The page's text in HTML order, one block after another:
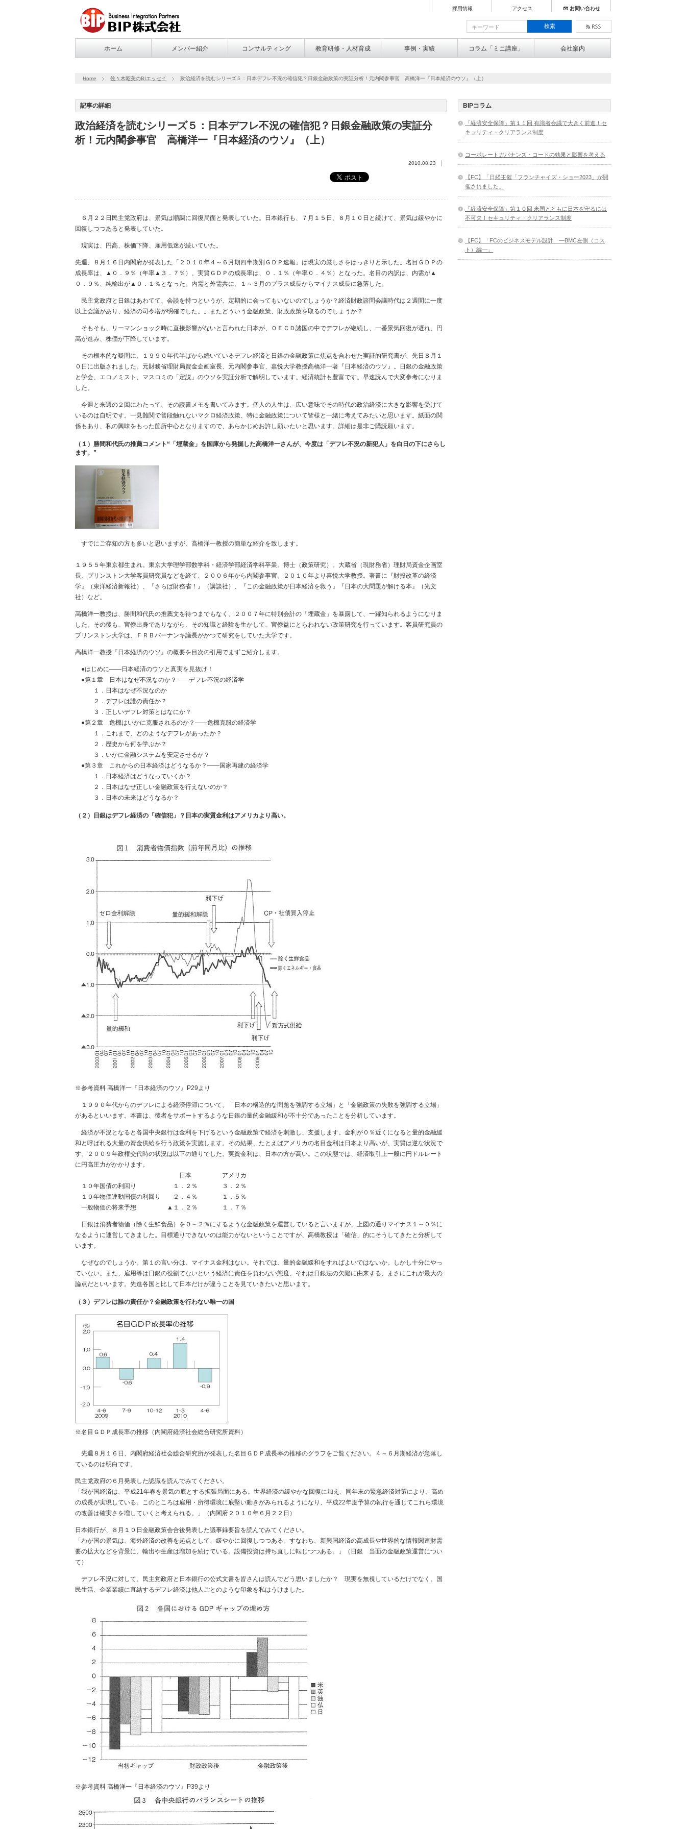
採用情報 アクセス お問い合わせ
ホーム メンバー紹介 コンサルティング 教育研修・人材育成 事例・実績 コラム「ミニ講座」 会社案内
Home 佐々木昭美のBIエッセイ 政治経済を読むシリーズ５：日本デフレ不況の確信犯？日銀金融政策の実証分析！元内閣参事官 高橋洋一『日本経済のウソ』（上）
記事の詳細
政治経済を読むシリーズ５：日本デフレ不況の確信犯？日銀金融政策の実証分
析！元内閣参事官 高橋洋一『日本経済のウソ』（上）
2010.08.23
６月２２日民主党政府は、景気は順調に回復局面と発表していた。日本銀行も、７月１５日、８月１０日と続けて、景気は緩やかに
回復しつつあると発表していた。
現実は、円高、株価下降、雇用低迷が続いていた。
先週、８月１６日内閣府が発表した「２０１０年４～６月期四半期別ＧＤＰ速報」は現実の厳しさをはっきりと示した。名目ＧＤＰの
成長率は、▲０．９％（年率▲３．７％）、実質ＧＤＰの成長率は、０．１％（年率０．４％）となった。名目の内訳は、内需が▲
０．９％、純輸出が▲０．１％となった。内需と外需共に、１～３月のプラス成長からマイナス成長に急落した。
民主党政府と日銀はあわてて、会談を持つというが、定期的に会ってもいないのでしょうか？経済財政諮問会議時代は２週間に一度
以上会議があり、経済の司令塔が明確でした。。またどういう金融政策、財政政策を取るのでしょうか？
そもそも、リーマンショック時に直接影響がないと言われた日本が、ＯＥＣＤ諸国の中でデフレが継続し、一番景気回復が遅れ、円
高が進み、株価が下降しています。
その根本的な疑問に、１９９０年代半ばから続いているデフレ経済と日銀の金融政策に焦点を合わせた実証的研究書が、先日８月１
０日に出版されました。元財務省理財局資金企画室長、元内閣参事官、嘉悦大学教授高橋洋一著『日本経済のウソ』。日銀の金融政策
と学会、エコノミスト、マスコミの「定説」のウソを実証分析で解明しています。経済統計も豊富です。早速読んで大変参考になりま
した。
今週と来週の２回にわたって、その読書メモを書いてみます。個人の人生は、広い意味でその時代の政治経済に大きな影響を受けて
いるのは自明です。一見難関で普段触れないマクロ経済政策、特に金融政策について皆様と一緒に考えてみたいと思います。紙面の関
係もあり、私の興味をもった箇所中心となりますので、あらかじめお許し願いたいと思います。詳細は是非ご購読願います。
（１）勝間和代氏の推薦コメント“「埋蔵金」を国庫から発掘した高橋洋一さんが、今度は「デフレ不況の新犯人」を白日の下にさらし
ます。”
すでにご存知の方も多いと思いますが、高橋洋一教授の簡単な紹介を致します。
１９５５年東京都生まれ。東京大学理学部数学科・経済学部経済学科卒業。博士（政策研究）。大蔵省（現財務省）理財局資金企画室
長、プリンストン大学客員研究員などを経て、２００６年から内閣参事官。２０１０年より喜悦大学教授。著書に『財投改革の経済
学』（東洋経済新報社）、『さらば財務省！』（講談社）、『この金融政策が日本経済を救う』『日本の大問題が解ける本』（光文
社）など。
高橋洋一教授は、勝間和代氏の推薦文を待つまでもなく、２００７年に特別会計の「埋蔵金」を暴露して、一躍知られるようになりま
した。その後も、官僚出身でありながら、その知識と経験を生かして、官僚益にとらわれない政策研究を行っています。客員研究員の
プリンストン大学は、ＦＲＢバーナンキ議長がかつて研究をしていた大学です。
高橋洋一教授『日本経済のウソ』の概要を目次の引用でまずご紹介します。
●はじめに――日本経済のウソと真実を見抜け！
●第１章 日本はなぜ不況なのか？――デフレ不況の経済学
１．日本はなぜ不況なのか
２．デフレは誰の責任か？
３．正しいデフレ対策とはなにか？
●第２章 危機はいかに克服されるのか？――危機克服の経済学
１．これまで、どのようなデフレがあったか？
２．歴史から何を学ぶか？
３．いかに金融システムを安定させるか？
●第３章 これからの日本経済はどうなるか？――国家再建の経済学
１．日本経済はどうなっていくか？
２．日本はなぜ正しい金融政策を行えないのか？
３．日本の未来はどうなるか？
（２）日銀はデフレ経済の「確信犯」？日本の実質金利はアメリカより高い。
※参考資料 高橋洋一『日本経済のウソ』P29より
１９９０年代からのデフレによる経済停滞について、「日本の構造的な問題を強調する立場」と「金融政策の失敗を強調する立場」
があるといいます。本書は、後者をサポートするような日銀の量的金融緩和が不十分であったことを分析しています。
経済が不況となると各国中央銀行は金利を下げるという金融政策で経済を刺激し、支援します。金利が０％近くになると量的金融緩
和と呼ばれる大量の資金供給を行う政策を実施します。その結果、たとえばアメリカの名目金利は日本より高いが、実質は逆な状況で
す。２００９年政権交代時の状況は以下の通りでした。実質金利は、日本の方が高い。この状態では、経済取引上一般に円ドルレート
に円高圧力がかかります。
日本 アメリカ
１０年国債の利回り １．２％ ３．２％
１０年物価連動国債の利回り ２．４％ １．５％
一般物価の将来予想 ▲１．２％ １．７％
日銀は消費者物価（除く生鮮食品）を０～２％にするような金融政策を運営していると言いますが、上図の通りマイナス１～０％に
なるように運営してきました。目標通りできないのは能力がないということですが、高橋教授は「確信」的にそうしてきたと分析して
います。
なぜなのでしょうか。第１の言い分は、マイナス金利はない。それでは、量的金融緩和をすればよいではないか。しかし十分にやっ
ていない。また、雇用等は日銀の役割でないという経済に責任を負わない態度、それは日銀法の欠陥に由来する、まさにこれが最大の
論点だといいます。先進各国と比して日本だけが違うことを見ていきたいと思います。
（３）デフレは誰の責任か？金融政策を行わない唯一の国
※名目ＧＤＰ成長率の推移（内閣府経済社会総合研究所資料）
先週８月１６日、内閣府経済社会総合研究所が発表した名目ＧＤＰ成長率の推移のグラフをご覧ください。４～６月期経済が急落し
ているのは明白です。
民主党政府の６月発表した認識を読んでみてください。
「我が国経済は、平成21年春を景気の底とする拡張局面にある。世界経済の緩やかな回復に加え、同年末の緊急経済対策により、高め
の成長が実現している。このところは雇用・所得環境に底堅い動きがみられるようになり、平成22年度予算の執行を通じてこれら環境
の改善は確実さを増していくと考えられる。」（内閣府２０１０年６月２２日）
日本銀行が、８月１０日金融政策会合後発表した議事録要旨を読んでみてください。
「わが国の景気は、海外経済の改善を起点として、緩やかに回復しつつある。すなわち、新興国経済の高成長や世界的な情報関連財需
要の拡大などを背景に、輸出や生産は増加を続けている。設備投資は持ち直しに転じつつある。」（日銀 当面の金融政策運営につい
て）
デフレ不況に対して、民主党政府と日本銀行の公式文書を皆さんは読んでどう思いましたか？ 現実を無視しているだけでなく、国
民生活、企業業績に直結するデフレ経済は他人ごとのような印象を私はうけました。
※参考資料 高橋洋一『日本経済のウソ』P39より
BIPコラム
「経済安全保障」第１１回 有識者会議で大きく前進！セ
キュリティ・クリアランス制度
コーポレートガバナンス・コードの効果と影響を考える
【FC】「日経主催「フランチャイズ・ショー2023」が開
催されました」
「経済安全保障」第１０回 米国とともに日本を守るには
不可欠！セキュリティ・クリアランス制度
【FC】「FCのビジネスモデル設計 ―BMC左側（コス
ト）編―」